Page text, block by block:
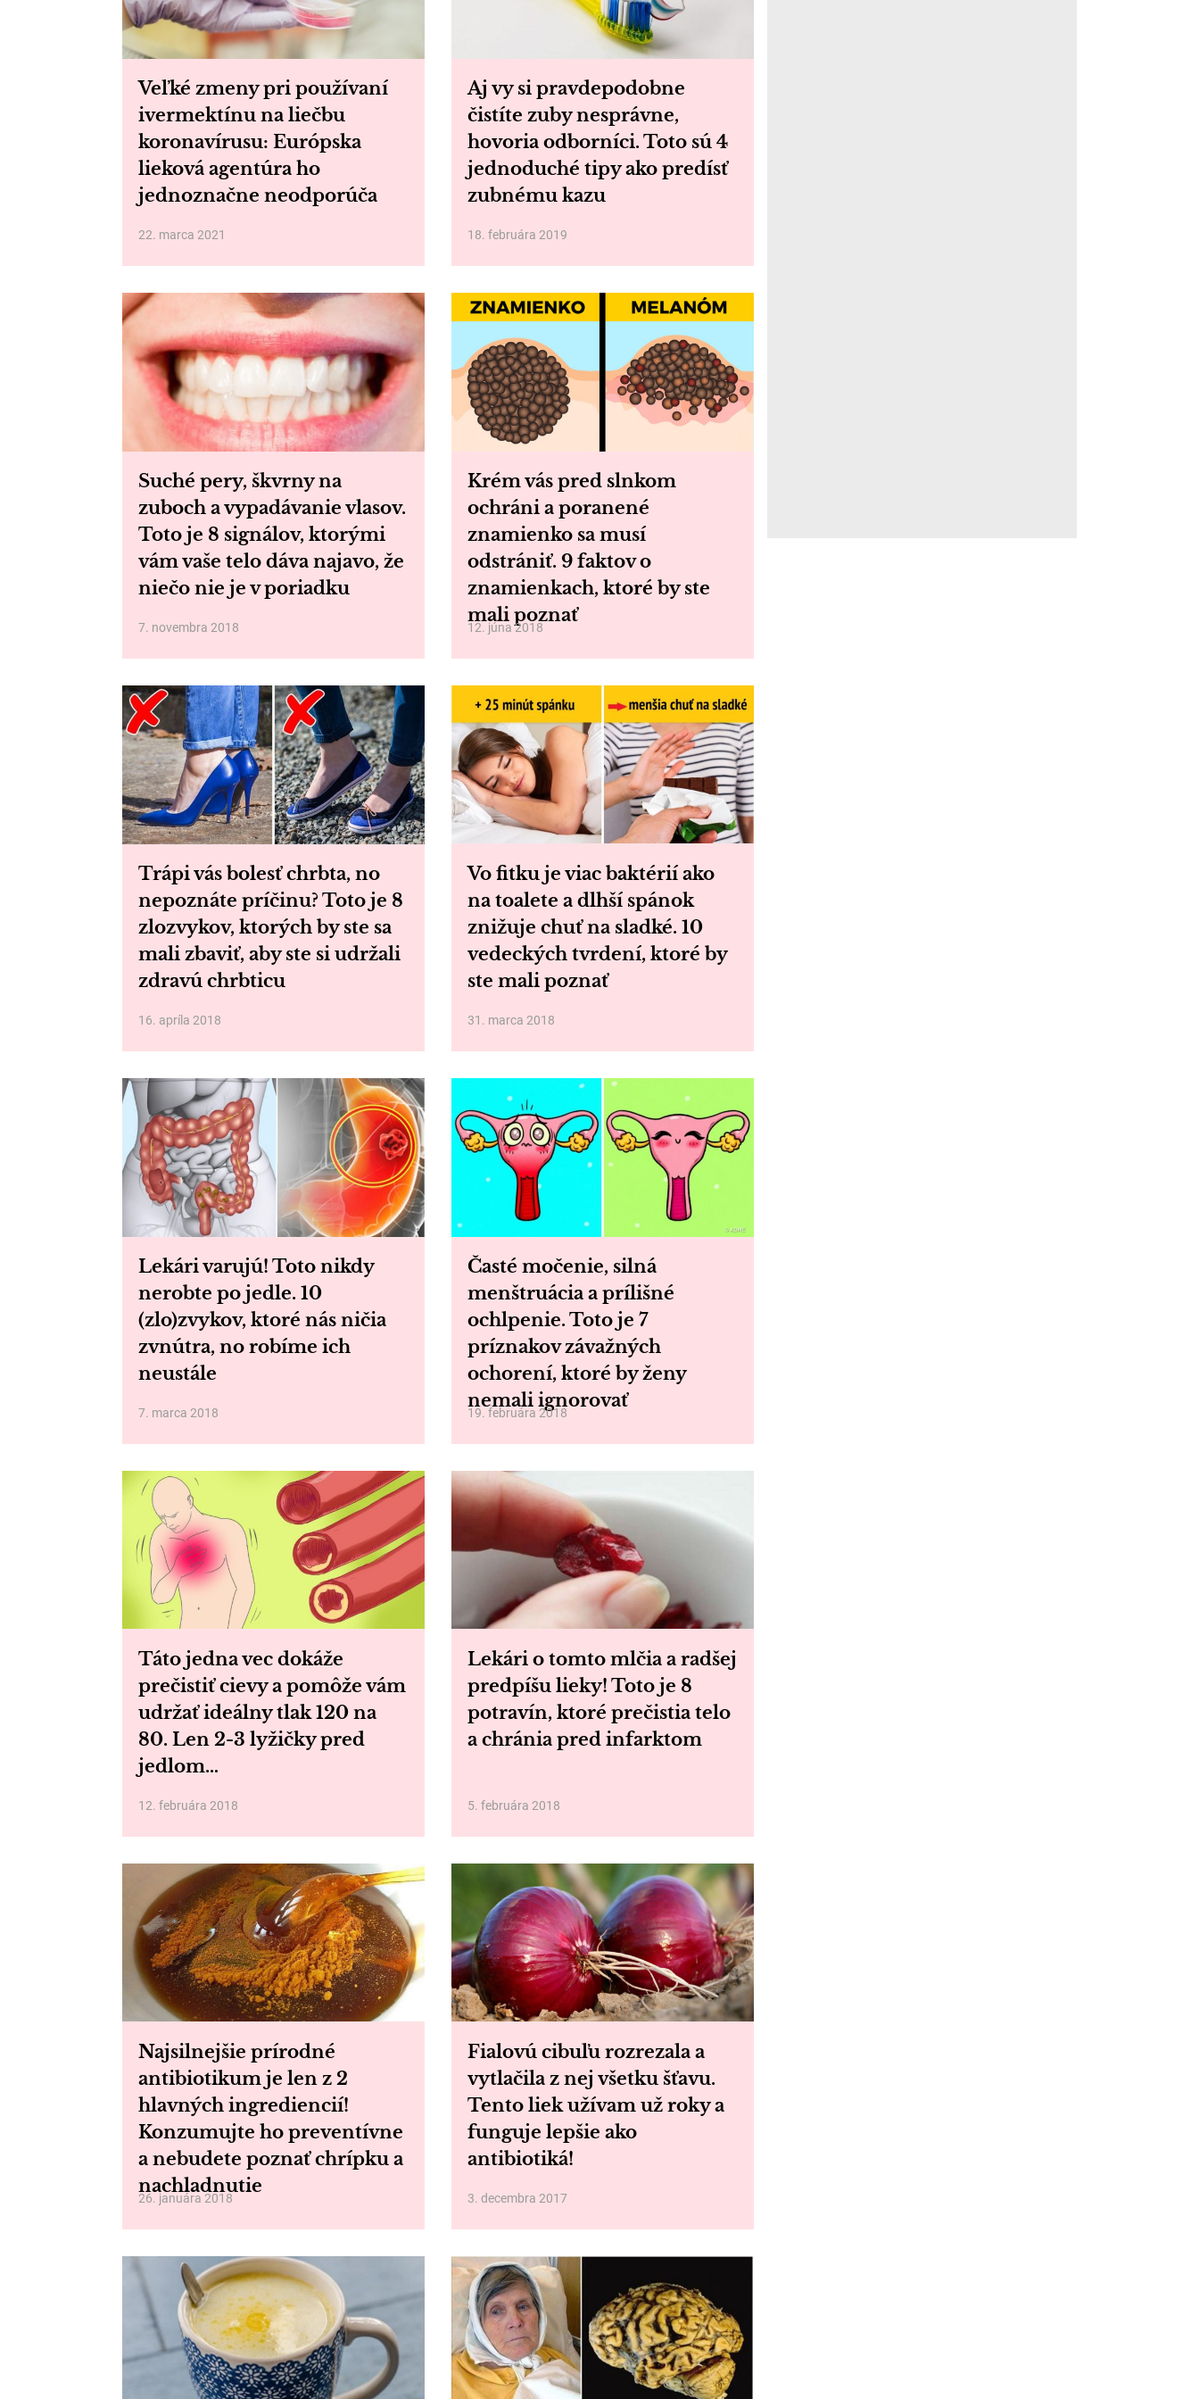
Veľké zmeny pri používaní
ivermektínu na liečbu
koronavírusu: Európska
lieková agentúra ho
jednoznačne neodporúča
22. marca 2021
Aj vy si pravdepodobne
čistíte zuby nesprávne,
hovoria odborníci. Toto sú 4
jednoduché tipy ako predísť
zubnému kazu
18. februára 2019
Suché pery, škvrny na
zuboch a vypadávanie vlasov.
Toto je 8 signálov, ktorými
vám vaše telo dáva najavo, že
niečo nie je v poriadku
7. novembra 2018
Krém vás pred slnkom
ochráni a poranené
znamienko sa musí
odstrániť. 9 faktov o
znamienkach, ktoré by ste
mali poznať
12. júna 2018
Trápi vás bolesť chrbta, no
nepoznáte príčinu? Toto je 8
zlozvykov, ktorých by ste sa
mali zbaviť, aby ste si udržali
zdravú chrbticu
16. apríla 2018
Vo fitku je viac baktérií ako
na toalete a dlhší spánok
znižuje chuť na sladké. 10
vedeckých tvrdení, ktoré by
ste mali poznať
31. marca 2018
Lekári varujú! Toto nikdy
nerobte po jedle. 10
(zlo)zvykov, ktoré nás ničia
zvnútra, no robíme ich
neustále
7. marca 2018
Časté močenie, silná
menštruácia a prílišné
ochlpenie. Toto je 7
príznakov závažných
ochorení, ktoré by ženy
nemali ignorovať
19. februára 2018
Táto jedna vec dokáže
prečistiť cievy a pomôže vám
udržať ideálny tlak 120 na
80. Len 2-3 lyžičky pred
jedlom…
12. februára 2018
Lekári o tomto mlčia a radšej
predpíšu lieky! Toto je 8
potravín, ktoré prečistia telo
a chránia pred infarktom
5. februára 2018
Najsilnejšie prírodné
antibiotikum je len z 2
hlavných ingrediencií!
Konzumujte ho preventívne
a nebudete poznať chrípku a
nachladnutie
26. januára 2018
Fialovú cibuľu rozrezala a
vytlačila z nej všetku šťavu.
Tento liek užívam už roky a
funguje lepšie ako
antibiotiká!
3. decembra 2017